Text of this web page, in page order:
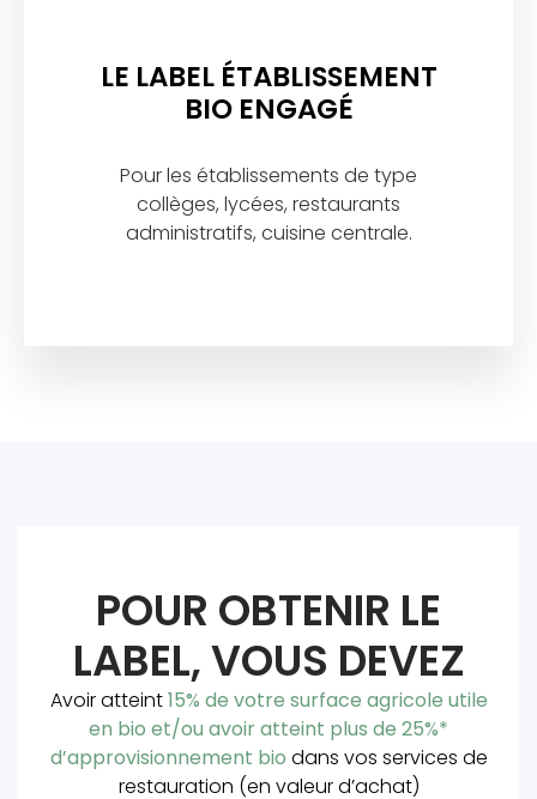
LE LABEL ÉTABLISSEMENT
BIO ENGAGÉ
Pour les établissements de type
collèges, lycées, restaurants
administratifs, cuisine centrale.
POUR OBTENIR LE
LABEL, VOUS DEVEZ
Avoir atteint15% de votre surface agricole utile
en bio et/ou avoir atteint plus de 25%*
d’approvisionnement bio dans vos services de
restauration (en valeur d’achat)